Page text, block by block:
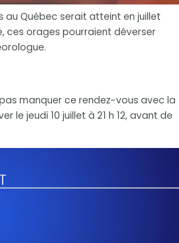
au Québec serait atteint en juillet
ces orages pourraient déverser
manquer ce rendez-vous avec la
le jeudi 10 juillet à 21 h 12, avant de